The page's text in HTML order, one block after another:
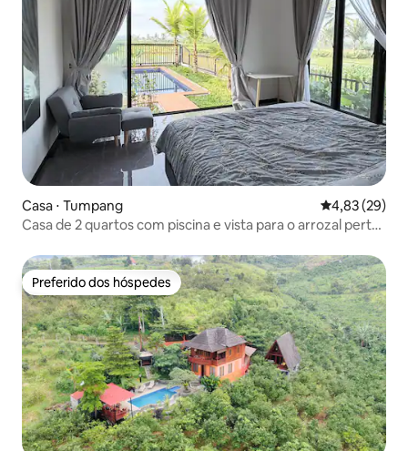
Casa ⋅ Tumpang 4,83 de uma
4,83 (29)
Casa de 2 quartos com piscina e vista para o arrozal perto
Preferido dos hóspedes
Preferido dos hóspedes